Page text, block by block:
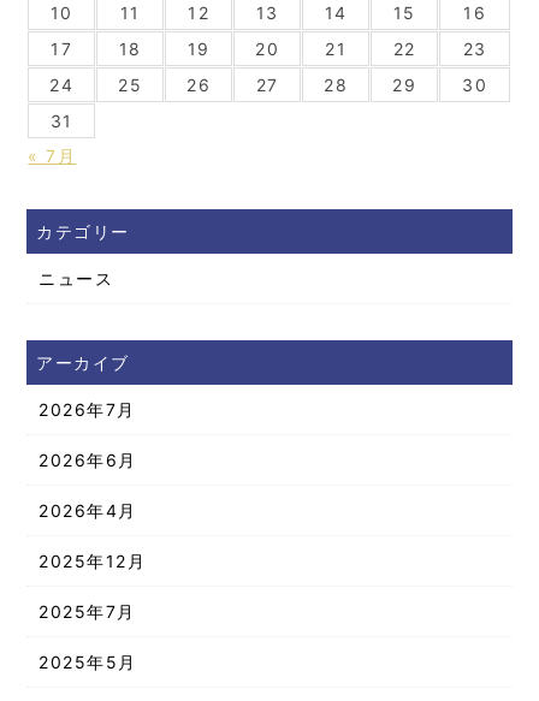
« 7月
10
11 12 13 14 15
16
17
18 19 20 21 22
23
24
25 26 27 28 29
30
31
カテゴリー
ニュース
アーカイブ
2026年7月
2026年6月
2026年4月
2025年12月
2025年7月
2025年5月